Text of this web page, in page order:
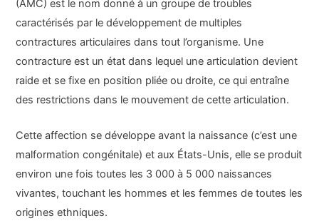
(AMC) est le nom donné à un groupe de troubles
caractérisés par le développement de multiples
contractures articulaires dans tout l’organisme. Une
contracture est un état dans lequel une articulation devient
raide et se fixe en position pliée ou droite, ce qui entraîne
des restrictions dans le mouvement de cette articulation.
Cette affection se développe avant la naissance (c’est une
malformation congénitale) et aux États-Unis, elle se produit
environ une fois toutes les 3 000 à 5 000 naissances
vivantes, touchant les hommes et les femmes de toutes les
origines ethniques.